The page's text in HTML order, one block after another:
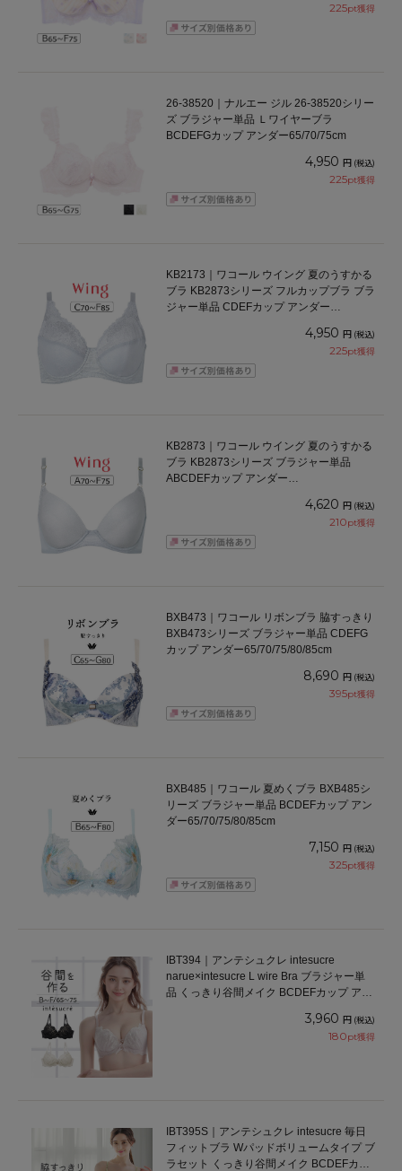
225pt獲得
26-38520｜ナルエー ジル 26-38520シリー
ズ ブラジャー単品 Ｌワイヤーブラ
BCDEFGカップ アンダー65/70/75cm
4,950 円 (税込)
225pt獲得
KB2173｜ワコール ウイング 夏のうすかる
ブラ KB2873シリーズ フルカップブラ ブラ
ジャー単品 CDEFカップ アンダー
4,950 円 (税込)
225pt獲得
KB2873｜ワコール ウイング 夏のうすかる
ブラ KB2873シリーズ ブラジャー単品
ABCDEFカップ アンダー
4,620 円 (税込)
210pt獲得
BXB473｜ワコール リボンブラ 脇すっきり
BXB473シリーズ ブラジャー単品 CDEFG
カップ アンダー65/70/75/80/85cm
8,690 円 (税込)
395pt獲得
BXB485｜ワコール 夏めくブラ BXB485シ
リーズ ブラジャー単品 BCDEFカップ アン
ダー65/70/75/80/85cm
7,150 円 (税込)
325pt獲得
IBT394｜アンテシュクレ intesucre
narue×intesucre L wire Bra ブラジャー単
品 くっきり谷間メイク BCDEFカップ アン
3,960 円 (税込)
180pt獲得
IBT395S｜アンテシュクレ intesucre 毎日
フィットブラ Wパッドボリュームタイプ ブ
ラセット くっきり谷間メイク BCDEFカッ